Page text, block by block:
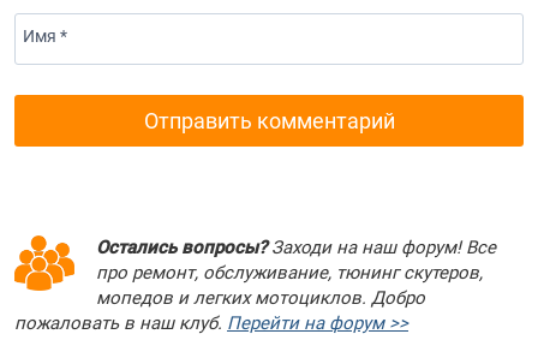
Имя *
Остались вопросы?Заходи на наш форум! Все
про ремонт, обслуживание, тюнинг скутеров,
мопедов и легких мотоциклов. Добро
пожаловать в наш клуб. Перейти на форум >>